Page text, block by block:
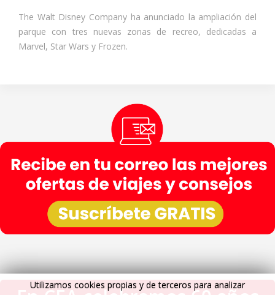
The Walt Disney Company ha anunciado la ampliación del
parque con tres nuevas zonas de recreo, dedicadas a
Marvel, Star Wars y Frozen.
Utilizamos cookies propias y de terceros para analizar